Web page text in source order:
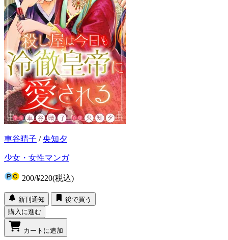
車谷晴子 /央知夕
少女・女性マンガ
200/¥220(税込)
新刊通知
後で買う
購入に進む
カートに追加